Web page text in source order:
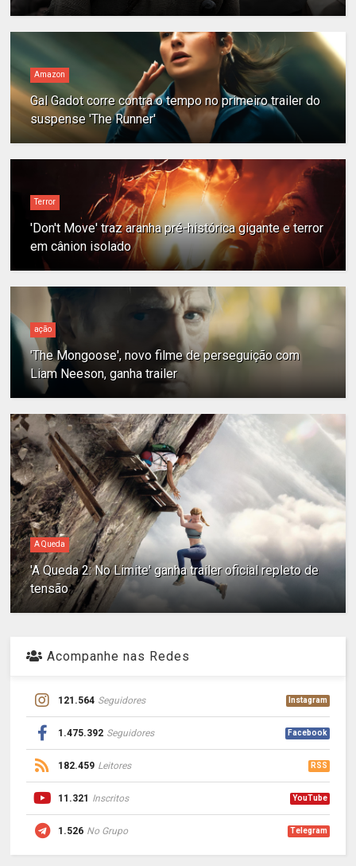
Amazon
Gal Gadot corre contra o tempo no primeiro trailer do
suspense 'The Runner'
Terror
'Don't Move' traz aranha pré-histórica gigante e terror
em cânion isolado
ação
'The Mongoose', novo filme de perseguição com
Liam Neeson, ganha trailer
A Queda
'A Queda 2: No Limite' ganha trailer oficial repleto de
tensão
Acompanhe nas Redes
121.564 Seguidores Instagram
1.475.392 Seguidores Facebook
182.459 Leitores RSS
11.321 Inscritos YouTube
1.526 No Grupo Telegram